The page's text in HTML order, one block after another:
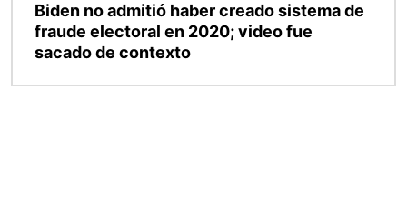
Biden no admitió haber creado sistema de
fraude electoral en 2020; video fue
sacado de contexto